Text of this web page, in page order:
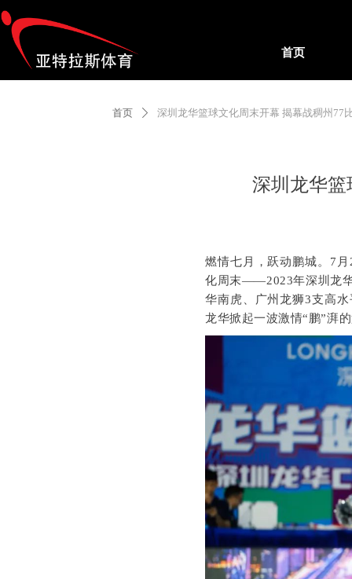
首页
深圳龙华篮
首页 ꄲ 深圳龙华篮球文化周末开幕 揭幕战稠州77
燃情七月，跃动鹏城。7
化周末——2023年深圳龙
华南虎、广州龙狮3支高
龙华掀起一波激情“鹏”湃